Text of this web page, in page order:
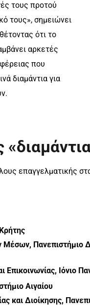
τους προτού
τους», σημειώνει
ότι το
αρκετές
που
διαμάντια για
επαγγελματικής
Μέσων, Πανεπιστήμιο
Ιόνιο
Αιγαίου
και Διοίκησης,